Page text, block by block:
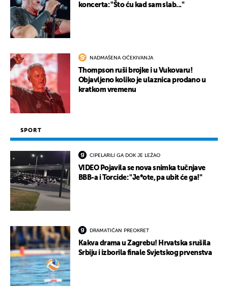
koncerta: "Što ću kad sam slab..."
NADMAŠENA OČEKIVANJA
Thompson ruši brojke i u Vukovaru!
Objavljeno koliko je ulaznica prodano u
kratkom vremenu
SPORT
CIPELARILI GA DOK JE LEŽAO
VIDEO Pojavila se nova snimka tučnjave
BBB-a i Torcide: "Je*ote, pa ubit će ga!"
DRAMATIČAN PREOKRET
Kakva drama u Zagrebu! Hrvatska srušila
Srbiju i izborila finale Svjetskog prvenstva